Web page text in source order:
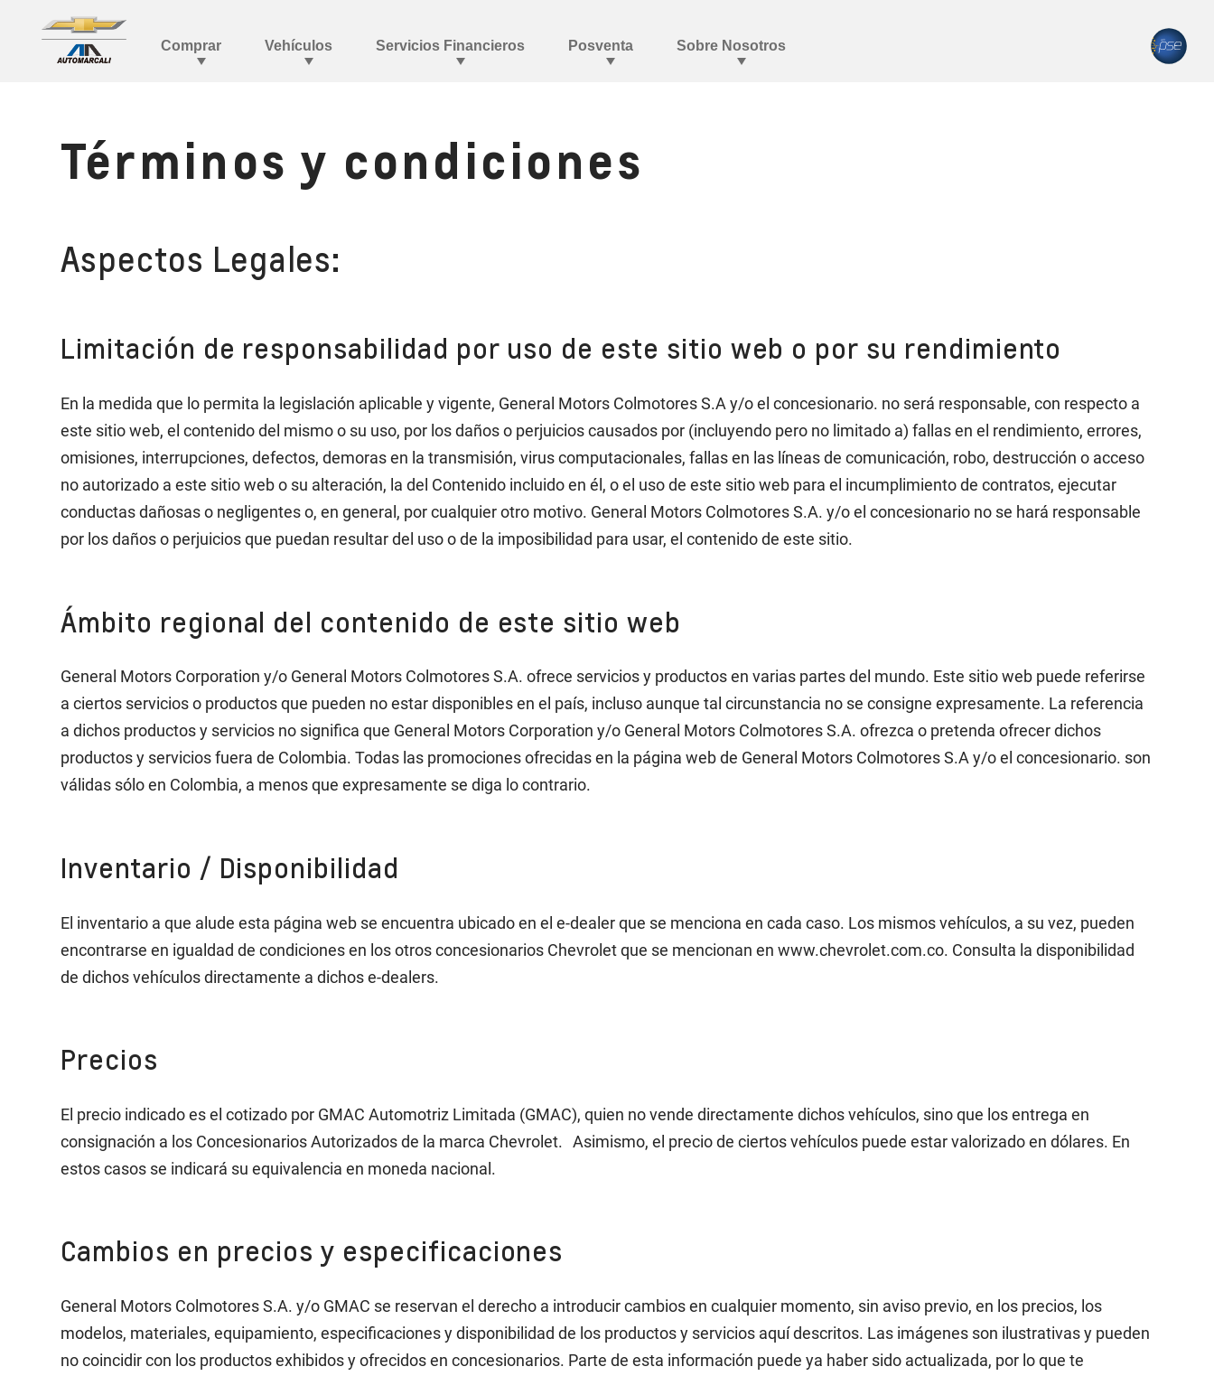
Términos y condiciones
Aspectos Legales:
Limitación de responsabilidad por uso de este sitio web o por su rendimiento
En la medida que lo permita la legislación aplicable y vigente, General Motors Colmotores S.A y/o el concesionario. no será responsable, con respecto a
este sitio web, el contenido del mismo o su uso, por los daños o perjuicios causados por (incluyendo pero no limitado a) fallas en el rendimiento, errores,
omisiones, interrupciones, defectos, demoras en la transmisión, virus computacionales, fallas en las líneas de comunicación, robo, destrucción o acceso
no autorizado a este sitio web o su alteración, la del Contenido incluido en él, o el uso de este sitio web para el incumplimiento de contratos, ejecutar
conductas dañosas o negligentes o, en general, por cualquier otro motivo. General Motors Colmotores S.A. y/o el concesionario no se hará responsable
por los daños o perjuicios que puedan resultar del uso o de la imposibilidad para usar, el contenido de este sitio.
Ámbito regional del contenido de este sitio web
General Motors Corporation y/o General Motors Colmotores S.A. ofrece servicios y productos en varias partes del mundo. Este sitio web puede referirse
a ciertos servicios o productos que pueden no estar disponibles en el país, incluso aunque tal circunstancia no se consigne expresamente. La referencia
a dichos productos y servicios no significa que General Motors Corporation y/o General Motors Colmotores S.A. ofrezca o pretenda ofrecer dichos
productos y servicios fuera de Colombia. Todas las promociones ofrecidas en la página web de General Motors Colmotores S.A y/o el concesionario. son
válidas sólo en Colombia, a menos que expresamente se diga lo contrario.
Inventario / Disponibilidad
El inventario a que alude esta página web se encuentra ubicado en el e-dealer que se menciona en cada caso. Los mismos vehículos, a su vez, pueden
encontrarse en igualdad de condiciones en los otros concesionarios Chevrolet que se mencionan en www.chevrolet.com.co. Consulta la disponibilidad
de dichos vehículos directamente a dichos e-dealers.
Precios
El precio indicado es el cotizado por GMAC Automotriz Limitada (GMAC), quien no vende directamente dichos vehículos, sino que los entrega en
consignación a los Concesionarios Autorizados de la marca Chevrolet. Asimismo, el precio de ciertos vehículos puede estar valorizado en dólares. En
estos casos se indicará su equivalencia en moneda nacional.
Cambios en precios y especificaciones
General Motors Colmotores S.A. y/o GMAC se reservan el derecho a introducir cambios en cualquier momento, sin aviso previo, en los precios, los
modelos, materiales, equipamiento, especificaciones y disponibilidad de los productos y servicios aquí descritos. Las imágenes son ilustrativas y pueden
no coincidir con los productos exhibidos y ofrecidos en concesionarios. Parte de esta información puede ya haber sido actualizada, por lo que te